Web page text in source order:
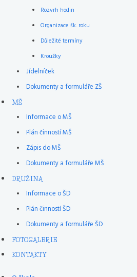
Rozvrh hodin
Organizace šk. roku
Důležité termíny
Kroužky
Jídelníček
Dokumenty a formuláře ZŠ
MŠ
Informace o MŠ
Plán činností MŠ
Zápis do MŠ
Dokumenty a formuláře MŠ
DRUŽINA
Informace o ŠD
Plán činností ŠD
Dokumenty a formuláře ŠD
FOTOGALERIE
KONTAKTY